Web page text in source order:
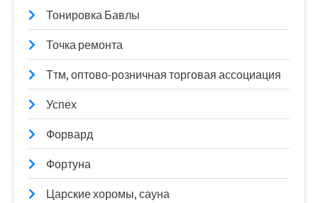
Тонировка Бавлы
Точка ремонта
Ттм, оптово-розничная торговая ассоциация
Успех
Форвард
Фортуна
Царские хоромы, сауна